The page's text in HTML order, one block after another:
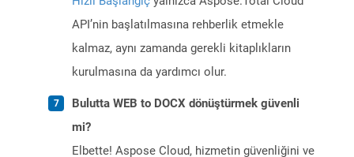
API’nin başlatılmasına rehberlik etmekle
kalmaz, aynı zamanda gerekli kitaplıkların
kurulmasına da yardımcı olur.
Bulutta WEB to DOCX dönüştürmek güvenli
mi?
Elbette! Aspose Cloud, hizmetin güvenliğini ve